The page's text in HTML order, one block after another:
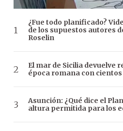
¿Fue todo planificado?
de los supuestos autores
Roselin
El mar de Sicilia devuelve
época romana con
Asunción: ¿Qué dice el
altura permitida para los